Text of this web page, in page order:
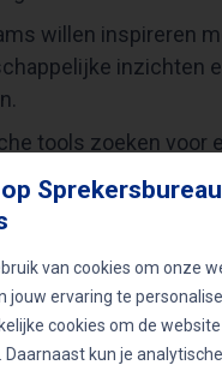
willen inspireren
inzichten
tools zoeken voor
en workshops
gemaakt en gericht
haar enthousiasme
omgeving te
leren én lachen.
van cookies om onze
jouw ervaring te
cookies om de
kun je